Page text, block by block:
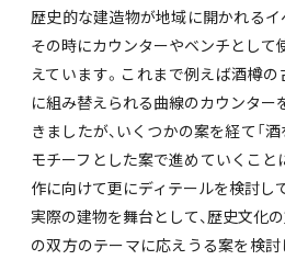
歴史的な建造物が地域に開かれるイ
その時にカウンターやベンチとして
えています。これまで例えば酒樽の
に組み替えられる曲線のカウンター
きましたが、いくつかの案を経て「
モチーフとした案で進めていくこと
作に向けて更にディテールを検討し
実際の建物を舞台として、歴史文化
の双方のテーマに応えうる案を検討